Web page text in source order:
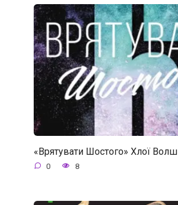
«Врятувати Шостого» Хлої Волш
0 8